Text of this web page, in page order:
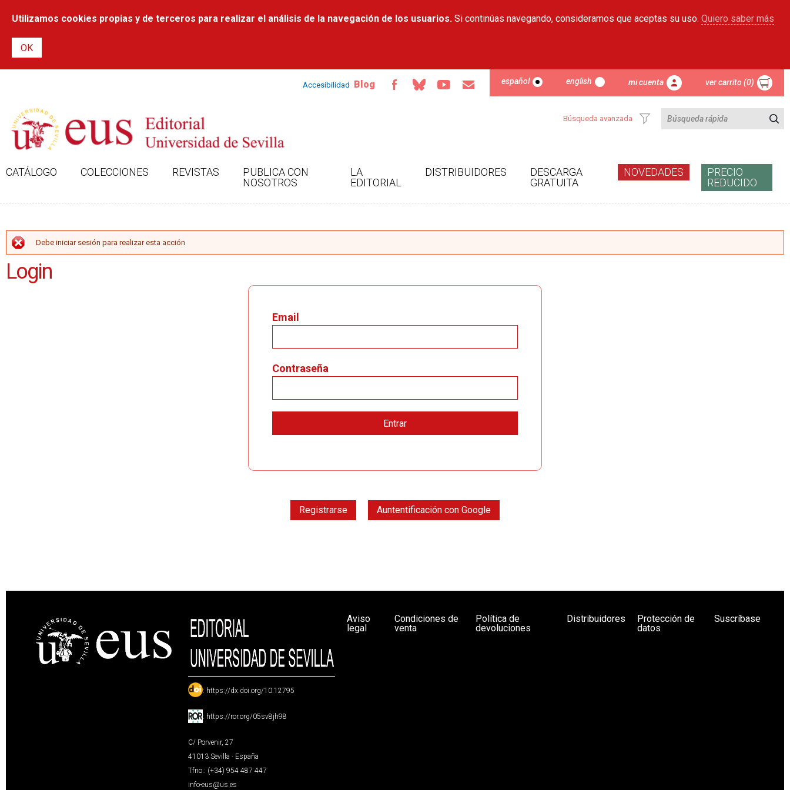
contenido
Utilizamos cookies propias y de terceros para realizar el análisis de la navegación de los usuarios. Si continúas navegando, consideramos que aceptas su uso. Quiero saber más
Accesibilidad Blog español english mi cuenta ver carrito (0)
Búsqueda avanzada
CATÁLOGO COLECCIONES REVISTAS
PUBLICA CON
NOSOTROS
LA
EDITORIAL
DISTRIBUIDORES
DESCARGA
GRATUITA
NOVEDADES
PRECIO
REDUCIDO
MENSAJE DE ERROR
Debe iniciar sesión para realizar esta acción
Login
Email
Contraseña
Registrarse Auntentificación con Google
: https://dx.doi.org/10.12795
: https://ror.org/05sv8jh98
C/ Porvenir, 27
41013 Sevilla · España
Tfno.: (+34) 954 487 447
info-eus@us.es
Aviso
legal
Condiciones de
venta
Política de
devoluciones
Distribuidores
Protección de
datos
Suscríbase